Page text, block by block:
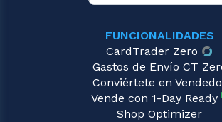
FUNCIONALIDADES
CardTrader Zero
Gastos de Envío CT
Conviértete en
Vende con 1-Day Ready
Shop Optimizer